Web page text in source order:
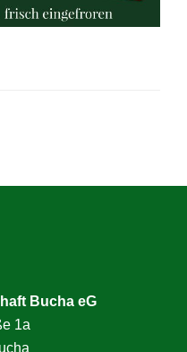
Bucha eG
1a